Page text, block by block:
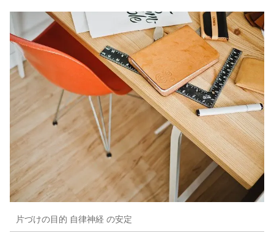
片づけの目的 自律神経 の安定